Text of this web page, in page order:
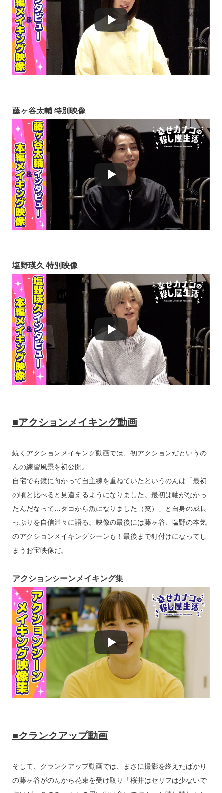
藤ヶ谷太輔 特別映像
塩野瑛久 特別映像
■アクションメイキング動画
続くアクションメイキング動画では、初アクションだというの
んの練習風景を初公開。
自宅でも鏡に向かって自主練を重ねていたというのんは「最初
の頃と比べると見違えるようになりました。最初は軸がなかっ
たんだなって…タコから魚になりました（笑）」と自身の成長
っぷりを自信満々に語る。映像の最後には藤ヶ谷、塩野の本気
のアクションメイキングシーンも！最後まで釘付けになってし
まうお宝映像だ。
アクションシーンメイキング集
■クランクアップ動画
そして、クランクアップ動画では、まさに撮影を終えたばかり
の藤ヶ谷がのんから花束を受け取り「桜井はセリフは少ないで